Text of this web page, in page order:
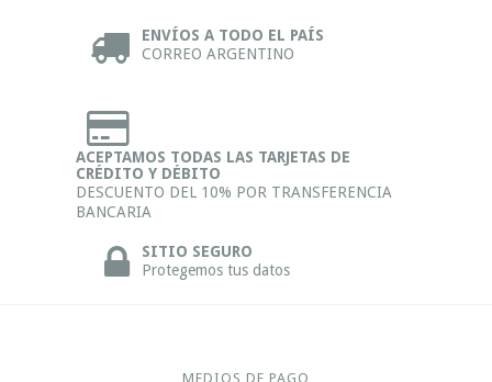
ENVÍOS A TODO EL PAÍS
CORREO ARGENTINO
ACEPTAMOS TODAS LAS TARJETAS DE
CRÉDITO Y DÉBITO
DESCUENTO DEL 10% POR TRANSFERENCIA
BANCARIA
SITIO SEGURO
Protegemos tus datos
MEDIOS DE PAGO